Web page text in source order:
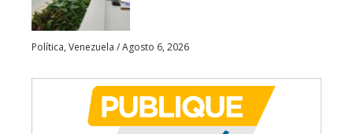
Política, Venezuela /Agosto 6, 2026